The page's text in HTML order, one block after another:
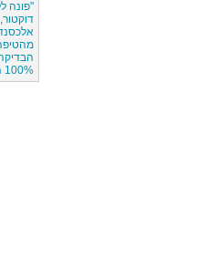
"פונה
100% הצלחה,